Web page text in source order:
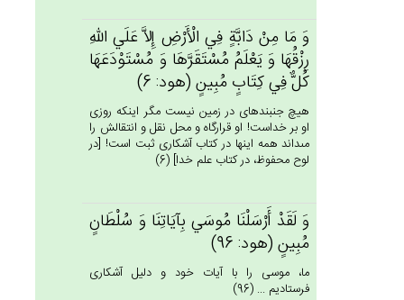
وَ مَا مِنْ‌ دَابَّة‌ٍ فِي‌ الْأَرْض‌ِ إِلاَّ عَلَي‌ الله‌ِ
رِزْقُهَا وَ يَعْلَم‌ُ مُسْتَقَرَّهَا وَ مُسْتَوْدَعَهَا
كُل‌ٌّ فِي‌ كِتَاب‌ٍ مُبِين‌ٍ (هود: 6)
هيچ جنبنده‏اى در زمين نيست مگر اينكه روزى
او بر خداست! او قرارگاه و محل نقل و انتقالش را
مى‏داند همه اينها در كتاب آشكارى ثبت است! [در
لوح محفوظ، در كتاب علم خدا] (6)
وَ لَقَدْ أَرْسَلْنَا مُوسَي‌ بِآيَاتِنَا وَ سُلْطَان‌ٍ
مُبِين‌ٍ (هود: 96)
ما، موسى را با آيات خود و دليل آشكارى
فرستاديم ... (96)